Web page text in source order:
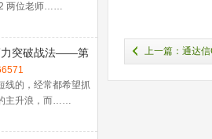
两位老师……
力突破战法——第
入牛股主升浪捕
的技巧（图解）
线的，经常都希望抓
主升浪，而……
上一篇：通达